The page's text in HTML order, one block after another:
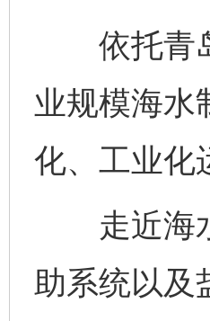
依托青岛
业规模海水
化、工业化
走近海水
助系统以及